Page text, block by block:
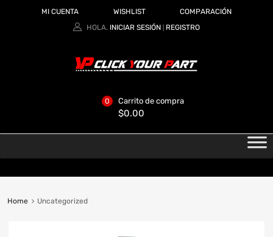
MI CUENTA WISHLIST
COMPARACIÓN
HOLA. INICIAR SESIÓN REGISTRO
Carrito de compra
$0.00
0
Home Uncategorized